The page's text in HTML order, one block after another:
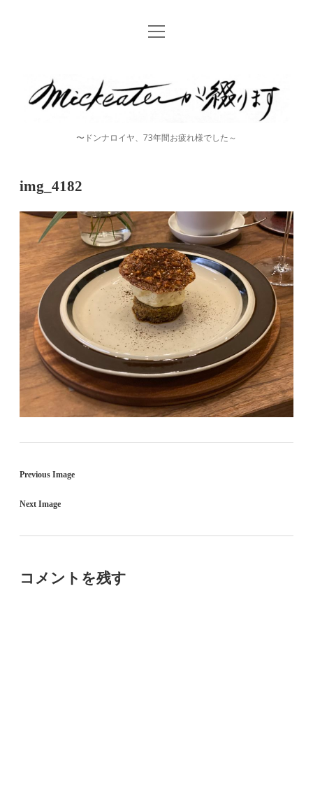
Home
open
mickeater
が
ま
す
〜ドンナロイヤ、73年間お疲れ様でした～
img_4182
Previous Image
Next Image
コメントを残す